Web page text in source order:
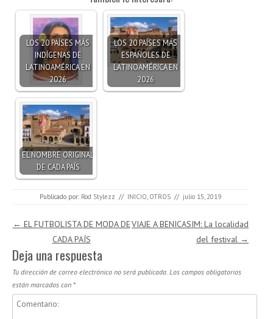
LOS 20 PAÍSES MÁS
INDÍGENAS DE
LATINOAMÉRICA EN
2026
LOS 20 PAÍSES MÁS
ESPAÑOLES DE
LATINOAMÉRICA EN
2026
EL NOMBRE ORIGINAL
DE CADA PAÍS
Publicado por: Rod Stylezz // INICIO OTROS // julio 15, 2019
Navegación de entradas
← EL FUTBOLISTA DE MODA DE
CADA PAÍS
VIAJE A BENICASIM: La localidad
del festival →
Deja una respuesta
Tu dirección de correo electrónico no será publicada. Los campos obligatorios
están marcados con *